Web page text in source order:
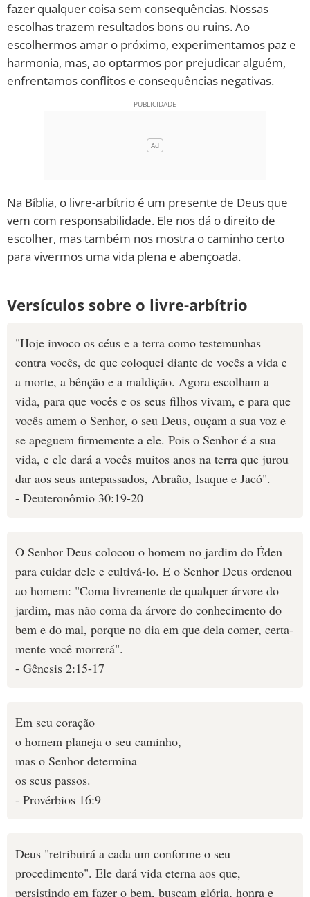
fazer qualquer coisa sem consequências. Nossas
escolhas trazem resultados bons ou ruins. Ao
escolhermos amar o próximo, experimentamos paz e
harmonia, mas, ao optarmos por prejudicar alguém,
enfrentamos conflitos e consequências negativas.
Na Bíblia, o livre-arbítrio é um presente de Deus que
vem com responsabilidade. Ele nos dá o direito de
escolher, mas também nos mostra o caminho certo
para vivermos uma vida plena e abençoada.
Versículos sobre o livre-arbítrio
"Hoje invoco os céus e a terra como testemunhas
contra vocês, de que coloquei diante de vocês a vida e
a morte, a bênção e a maldição. Agora escolham a
vida, para que vocês e os seus filhos vivam, e para que
vocês amem o Senhor, o seu Deus, ouçam a sua voz e
se apeguem firmemente a ele. Pois o Senhor é a sua
vida, e ele dará a vocês muitos anos na terra que jurou
dar aos seus antepassados, Abraão, Isaque e Jacó".
- Deuteronômio 30:19-20
O Senhor Deus colocou o homem no jardim do Éden
para cuidar dele e cultivá-lo. E o Senhor Deus ordenou
ao homem: "Coma livre­mente de qual­quer árvore do
jardim, mas não coma da árvore do conheci­mento do
bem e do mal, porque no dia em que dela comer, certa­
mente você morrerá".
- Gênesis 2:15-17
Em seu coração
o homem planeja o seu caminho,
mas o Senhor determina
os seus passos.
- Provérbios 16:9
Deus "retribuirá a cada um conforme o seu
procedimento". Ele dará vida eterna aos que,
persistindo em fazer o bem, buscam glória, honra e